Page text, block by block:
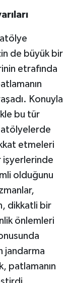
atölye
de büyük bir
etrafında
Konuyla
bu tür
atölyelerde
etmeleri
olduğunu
dikkatli bir
önlemleri
jandarma
patlamanın